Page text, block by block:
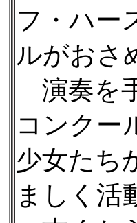
フ・ハー
ルがおさ
演奏を
コンクー
少女たち
ましく活